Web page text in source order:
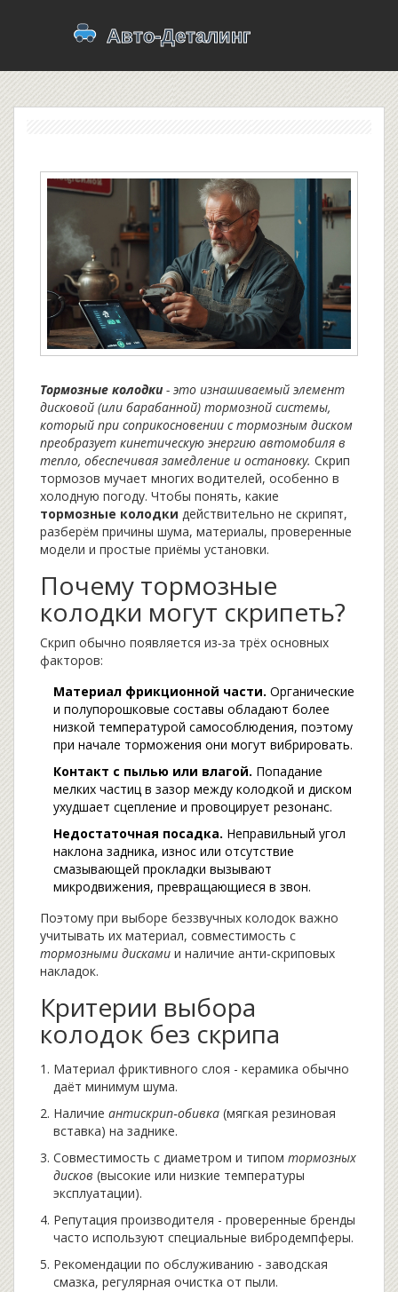
Тормозные колодки- это изнашиваемый элемент
дисковой (или барабанной) тормозной системы,
который при соприкосновении с тормозным диском
преобразует кинетическую энергию автомобиля в
тепло, обеспечивая замедление и остановку. Скрип
тормозов мучает многих водителей, особенно в
холодную погоду. Чтобы понять, какие
тормозные колодки действительно не скрипят,
разберём причины шума, материалы, проверенные
модели и простые приёмы установки.
Почему тормозные
колодки могут скрипеть?
Скрип обычно появляется из‑за трёх основных
факторов:
Материал фрикционной части. Органические
и полупорошковые составы обладают более
низкой температурой самособлюдения, поэтому
при начале торможения они могут вибрировать.
Контакт с пылью или влагой. Попадание
мелких частиц в зазор между колодкой и диском
ухудшает сцепление и провоцирует резонанс.
Недостаточная посадка. Неправильный угол
наклона задника, износ или отсутствие
смазывающей прокладки вызывают
микродвижения, превращающиеся в звон.
Поэтому при выборе беззвучных колодок важно
учитывать их материал, совместимость с
тормозными дисками и наличие анти‑скриповых
накладок.
Критерии выбора
колодок без скрипа
Материал фриктивного слоя - керамика обычно
даёт минимум шума.
Наличие антискрип‑обивка (мягкая резиновая
вставка) на заднике.
Совместимость с диаметром и типом тормозных
дисков (высокие или низкие температуры
эксплуатации).
Репутация производителя - проверенные бренды
часто используют специальные вибродемпферы.
Рекомендации по обслуживанию - заводская
смазка, регулярная очистка от пыли.